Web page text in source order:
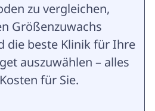
zu vergleichen,
Größenzuwachs
die beste Klinik für Ihre
auszuwählen – alles
für Sie.